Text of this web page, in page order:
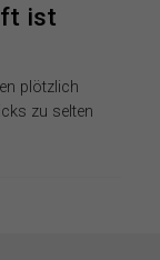
ist
plötzlich
zu selten